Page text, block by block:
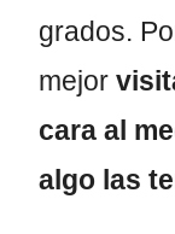
grados.
mejor
cara al
algo las